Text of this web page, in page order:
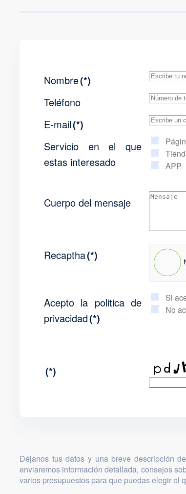
Nombre(*)
Teléfono
E-mail(*)
Servicio en el que
estas interesado
APP
Cuerpo del mensaje
Recaptha(*)
Acepto la politica de
privacidad(*)
Si
No
(*)
Déjanos tus datos y una breve descripción
enviaremos información detallada, consejos
varios presupuestos para que puedas elegir el